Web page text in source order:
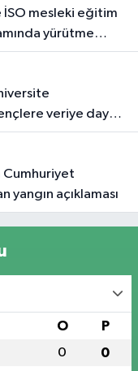
yürütme
veriye dayalı
yangın açıklaması
O P
0 0